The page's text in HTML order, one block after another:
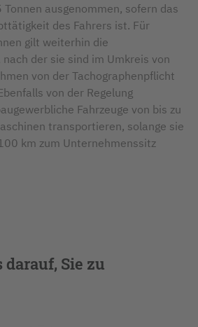
Tonnen ausgenommen, sofern das
des Fahrers ist. Für
gilt weiterhin die
der sie sind im Umkreis von
von der Tachographenpflicht
von der Regelung
Fahrzeuge von bis zu
transportieren, solange sie
km zum Unternehmenssitz
Sie zu